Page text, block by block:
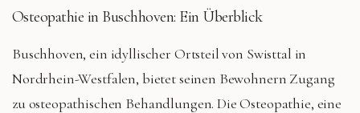
Osteopathie in Buschhoven: Ein Überblick
Buschhoven, ein idyllischer Ortsteil von Swisttal in
Nordrhein-Westfalen, bietet seinen Bewohnern Zugang
zu osteopathischen Behandlungen. Die Osteopathie, eine